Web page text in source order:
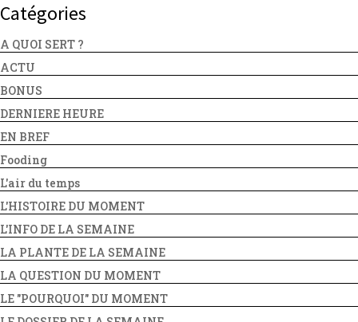
Catégories
A QUOI SERT ?
ACTU
BONUS
DERNIERE HEURE
EN BREF
Fooding
L'air du temps
L'HISTOIRE DU MOMENT
L'INFO DE LA SEMAINE
LA PLANTE DE LA SEMAINE
LA QUESTION DU MOMENT
LE "POURQUOI" DU MOMENT